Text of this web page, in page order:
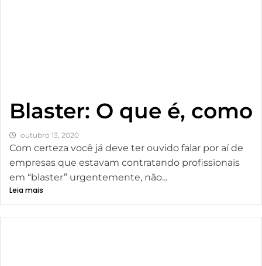
Blaster: O que é, como
outubro 13, 2020
Com certeza você já deve ter ouvido falar por aí de
empresas que estavam contratando profissionais
em “blaster” urgentemente, não...
Leia mais